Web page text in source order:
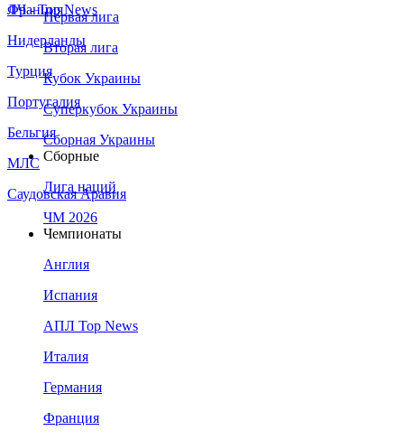
Франция
Нидерланды
Турция
Португалия
Бельгия
МЛС
Саудовская Аравия
ЛЧ - Top News
Первая лига
Вторая лига
Кубок Украины
Суперкубок Украины
Сборная Украины
Сборные
Лига наций
ЧМ 2026
Чемпионаты
Англия
Испания
АПЛ Top News
Италия
Германия
Франция